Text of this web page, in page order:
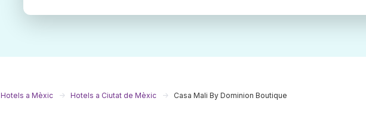
Hotels a Mèxic Hotels a Ciutat de Mèxic Casa Mali By Dominion Boutique